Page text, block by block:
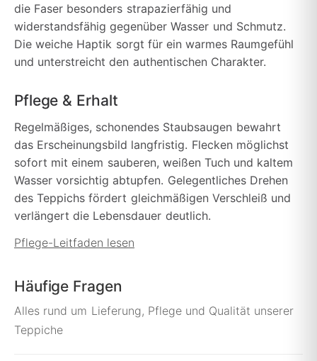
die Faser besonders strapazierfähig und
widerstandsfähig gegenüber Wasser und Schmutz.
Die weiche Haptik sorgt für ein warmes Raumgefühl
und unterstreicht den authentischen Charakter.
Pflege & Erhalt
Regelmäßiges, schonendes Staubsaugen bewahrt
das Erscheinungsbild langfristig. Flecken möglichst
sofort mit einem sauberen, weißen Tuch und kaltem
Wasser vorsichtig abtupfen. Gelegentliches Drehen
des Teppichs fördert gleichmäßigen Verschleiß und
verlängert die Lebensdauer deutlich.
Pflege-Leitfaden lesen
Häufige Fragen
Alles rund um Lieferung, Pflege und Qualität unserer
Teppiche